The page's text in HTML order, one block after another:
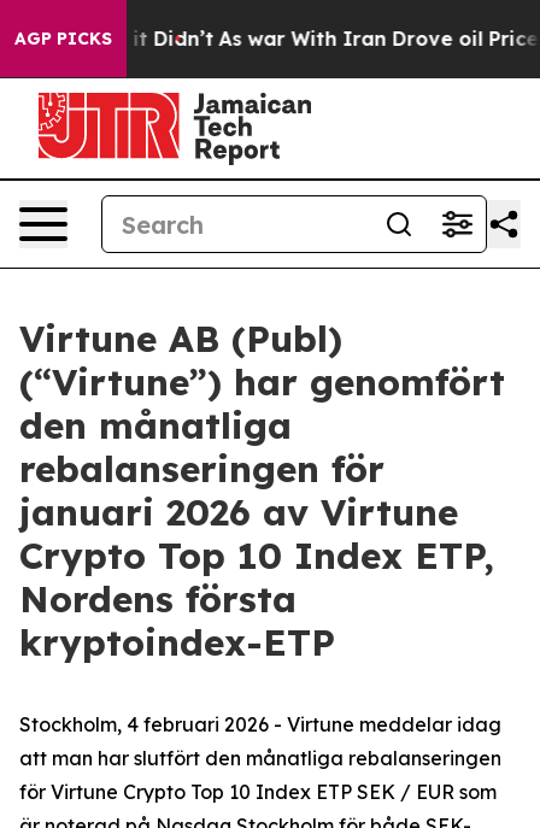
AGP PICKS
Well, it Didn’t As war With Iran Drove oil Prices
Virtune AB (Publ)
(“Virtune”) har genomfört
den månatliga
rebalanseringen för
januari 2026 av Virtune
Crypto Top 10 Index ETP,
Nordens första
kryptoindex-ETP
Stockholm, 4 februari 2026 - Virtune meddelar idag
att man har slutfört den månatliga rebalanseringen
för Virtune Crypto Top 10 Index ETP SEK / EUR som